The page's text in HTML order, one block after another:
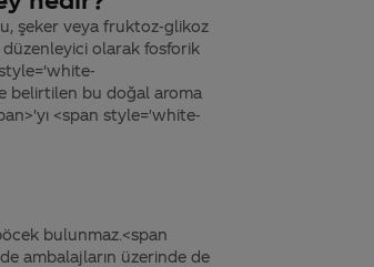
şeker veya fruktoz-glikoz
olarak fosforik
belirtilen bu doğal aroma
<span style='white-
bulunmaz.<span
ambalajların üzerinde de